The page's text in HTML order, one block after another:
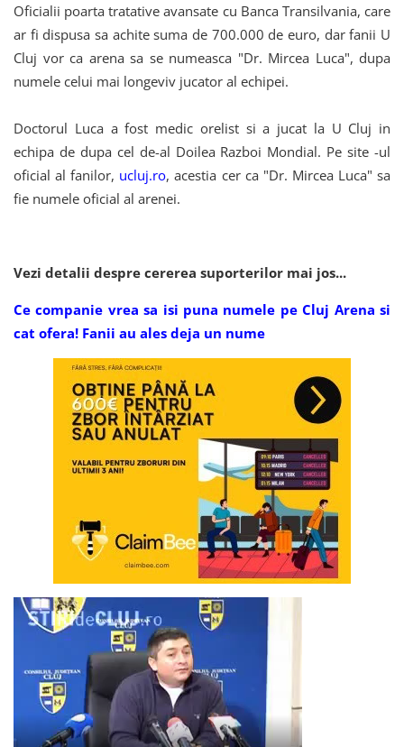
Oficialii poarta tratative avansate cu Banca Transilvania, care
ar fi dispusa sa achite suma de 700.000 de euro, dar fanii U
Cluj vor ca arena sa se numeasca "Dr. Mircea Luca", dupa
numele celui mai longeviv jucator al echipei.
Doctorul Luca a fost medic orelist si a jucat la U Cluj in
echipa de dupa cel de-al Doilea Razboi Mondial. Pe site -ul
oficial al fanilor, ucluj.ro, acestia cer ca "Dr. Mircea Luca" sa
fie numele oficial al arenei.
Vezi detalii despre cererea suporterilor mai jos...
Ce companie vrea sa isi puna numele pe Cluj Arena si
cat ofera! Fanii au ales deja un nume